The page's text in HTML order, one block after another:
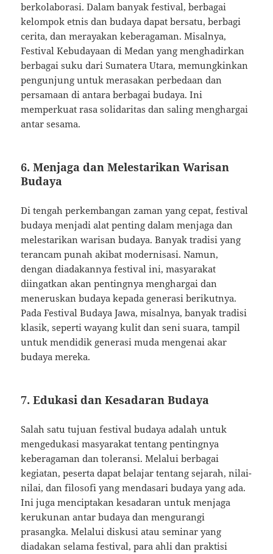
berkolaborasi. Dalam banyak festival, berbagai
kelompok etnis dan budaya dapat bersatu, berbagi
cerita, dan merayakan keberagaman. Misalnya,
Festival Kebudayaan di Medan yang menghadirkan
berbagai suku dari Sumatera Utara, memungkinkan
pengunjung untuk merasakan perbedaan dan
persamaan di antara berbagai budaya. Ini
memperkuat rasa solidaritas dan saling menghargai
antar sesama.
6. Menjaga dan Melestarikan Warisan
Budaya
Di tengah perkembangan zaman yang cepat, festival
budaya menjadi alat penting dalam menjaga dan
melestarikan warisan budaya. Banyak tradisi yang
terancam punah akibat modernisasi. Namun,
dengan diadakannya festival ini, masyarakat
diingatkan akan pentingnya menghargai dan
meneruskan budaya kepada generasi berikutnya.
Pada Festival Budaya Jawa, misalnya, banyak tradisi
klasik, seperti wayang kulit dan seni suara, tampil
untuk mendidik generasi muda mengenai akar
budaya mereka.
7. Edukasi dan Kesadaran Budaya
Salah satu tujuan festival budaya adalah untuk
mengedukasi masyarakat tentang pentingnya
keberagaman dan toleransi. Melalui berbagai
kegiatan, peserta dapat belajar tentang sejarah, nilai-
nilai, dan filosofi yang mendasari budaya yang ada.
Ini juga menciptakan kesadaran untuk menjaga
kerukunan antar budaya dan mengurangi
prasangka. Melalui diskusi atau seminar yang
diadakan selama festival, para ahli dan praktisi